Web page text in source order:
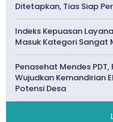
Ditetapkan, Tias Siap
Indeks Kepuasan
Masuk Kategori Sangat
Penasehat Mendes
Wujudkan Kemandirian
Potensi Desa